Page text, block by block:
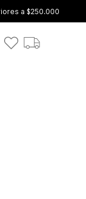
a $250.000